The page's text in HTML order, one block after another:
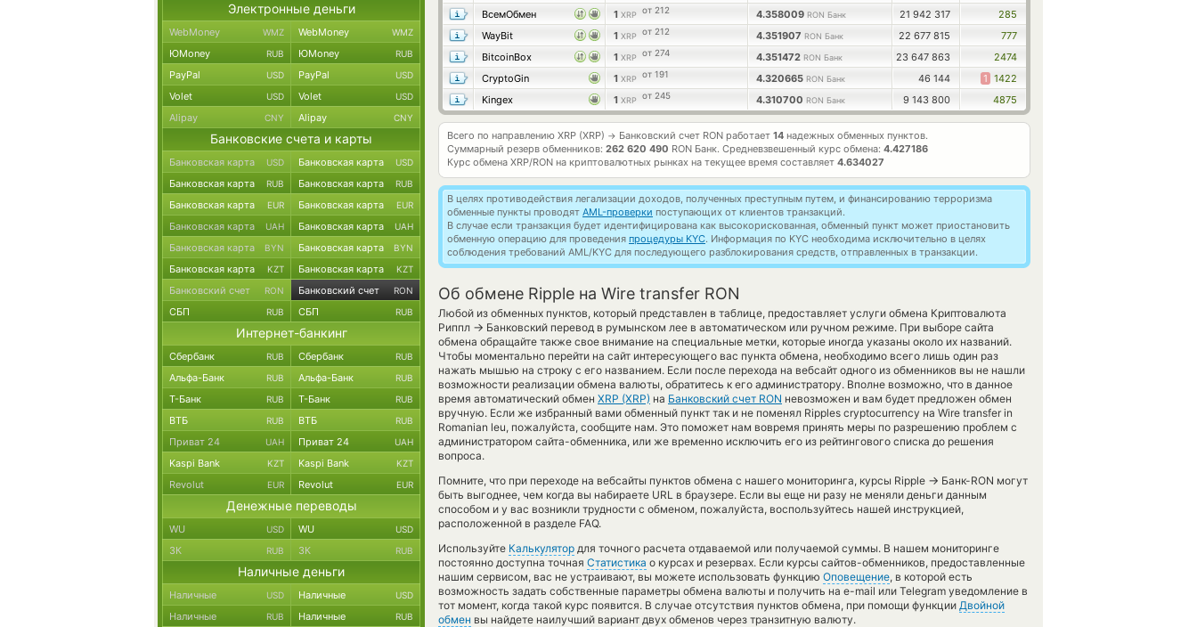
ВсемОбмен
1 XRP от 212 4.358009 RON Банк 21 942 317
285
WayBit
1 XRP от 212 4.351907 RON Банк 22 677 815
777
BitcoinBox
1 XRP от 274 4.351472 RON Банк 23 647 863
2474
CryptoGin
1 XRP от 191 4.320665 RON Банк 46 144 1 1422
Kingex
1 XRP от 245 4.310700 RON Банк 9 143 800 4875
Всего по направлению XRP (XRP) → Банковский счет RON работает 14 надежных обменных пунктов.
Суммарный резерв обменников: 262 620 490 RON Банк. Средневзвешенный курс обмена: 4.427186
Курс обмена XRP/RON на криптовалютных рынках на текущее время составляет 4.634027
В целях противодействия легализации доходов, полученных преступным путем, и финансированию терроризма
обменные пункты проводят AML-проверки поступающих от клиентов транзакций.
В случае если транзакция будет идентифицирована как высокорискованная, обменный пункт может приостановить
обменную операцию для проведения процедуры KYC. Информация по KYC необходима исключительно в целях
соблюдения требований AML/KYC для последующего разблокирования средств, отправленных в транзакции.
Об обмене Ripple на Wire transfer RON
Любой из обменных пунктов, который представлен в таблице, предоставляет услуги обмена Криптовалюта
Риппл → Банковский перевод в румынском лее в автоматическом или ручном режиме. При выборе сайта
обмена обращайте также свое внимание на специальные метки, которые иногда указаны около их названий.
Чтобы моментально перейти на сайт интересующего вас пункта обмена, необходимо всего лишь один раз
нажать мышью на строку с его названием. Если после перехода на вебсайт одного из обменников вы не нашли
возможности реализации обмена валюты, обратитесь к его администратору. Вполне возможно, что в данное
время автоматический обмен XRP (XRP) на Банковский счет RON невозможен и вам будет предложен обмен
вручную. Если же избранный вами обменный пункт так и не поменял Ripples cryptocurrency на Wire transfer in
Romanian leu, пожалуйста, сообщите нам. Это поможет нам вовремя принять меры по разрешению проблем с
администратором сайта-обменника, или же временно исключить его из рейтингового списка до решения
вопроса.
Помните, что при переходе на вебсайты пунктов обмена с нашего мониторинга, курсы Ripple → Банк-RON могут
быть выгоднее, чем когда вы набираете URL в браузере. Если вы еще ни разу не меняли деньги данным
способом и у вас возникли трудности с обменом, пожалуйста, воспользуйтесь нашей инструкцией,
расположенной в разделе FAQ.
Используйте Калькулятор для точного расчета отдаваемой или получаемой суммы. В нашем мониторинге
постоянно доступна точная Статистика о курсах и резервах. Если курсы сайтов-обменников, предоставленные
нашим сервисом, вас не устраивают, вы можете использовать функцию Оповещение, в которой есть
возможность задать собственные параметры обмена валюты и получить на e-mail или Telegram уведомление в
тот момент, когда такой курс появится. В случае отсутствия пунктов обмена, при помощи функции Двойной
обмен вы найдете наилучший вариант двух обменов через транзитную валюту.
Электронные деньги
WebMoney WMZ WebMoney WMZ
ЮMoney RUB ЮMoney RUB
PayPal USD PayPal USD
Volet USD Volet USD
Alipay CNY Alipay CNY
Банковские счета и карты
Банковская карта USD Банковская карта USD
Банковская карта RUB Банковская карта RUB
Банковская карта EUR Банковская карта EUR
Банковская карта UAH Банковская карта UAH
Банковская карта BYN Банковская карта BYN
Банковская карта KZT Банковская карта KZT
Банковский счет RON Банковский счет RON
СБП RUB СБП RUB
Интернет-банкинг
Сбербанк RUB Сбербанк RUB
Альфа-Банк RUB Альфа-Банк RUB
Т-Банк RUB Т-Банк RUB
ВТБ RUB ВТБ RUB
Приват 24 UAH Приват 24 UAH
Kaspi Bank KZT Kaspi Bank KZT
Revolut EUR Revolut EUR
Денежные переводы
WU USD WU USD
ЗК RUB ЗК RUB
Наличные деньги
Наличные USD Наличные USD
Наличные RUB Наличные RUB